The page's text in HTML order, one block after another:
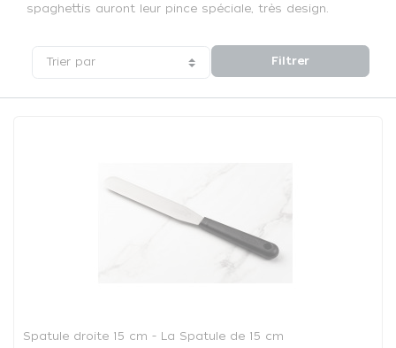
spaghettis auront leur pince spéciale, très design.
Trier par Filtrer
Spatule droite 15 cm - La Spatule de 15 cm